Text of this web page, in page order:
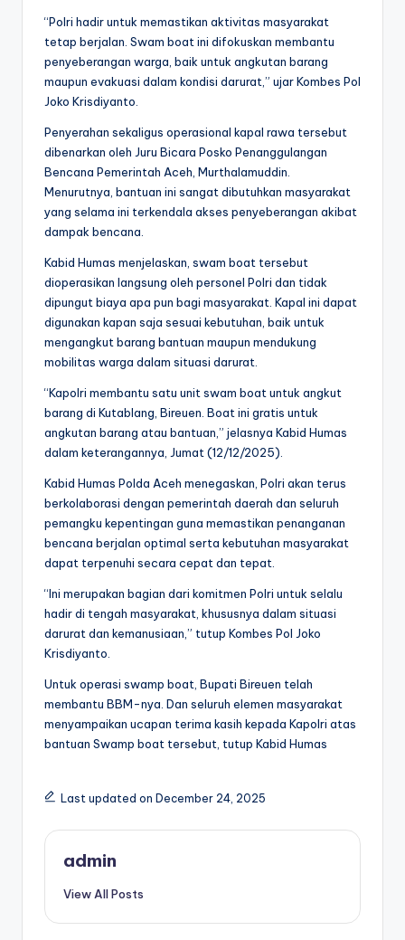
“Polri hadir untuk memastikan aktivitas masyarakat
tetap berjalan. Swam boat ini difokuskan membantu
penyeberangan warga, baik untuk angkutan barang
maupun evakuasi dalam kondisi darurat,” ujar Kombes Pol
Joko Krisdiyanto.
Penyerahan sekaligus operasional kapal rawa tersebut
dibenarkan oleh Juru Bicara Posko Penanggulangan
Bencana Pemerintah Aceh, Murthalamuddin.
Menurutnya, bantuan ini sangat dibutuhkan masyarakat
yang selama ini terkendala akses penyeberangan akibat
dampak bencana.
Kabid Humas menjelaskan, swam boat tersebut
dioperasikan langsung oleh personel Polri dan tidak
dipungut biaya apa pun bagi masyarakat. Kapal ini dapat
digunakan kapan saja sesuai kebutuhan, baik untuk
mengangkut barang bantuan maupun mendukung
mobilitas warga dalam situasi darurat.
“Kapolri membantu satu unit swam boat untuk angkut
barang di Kutablang, Bireuen. Boat ini gratis untuk
angkutan barang atau bantuan,” jelasnya Kabid Humas
dalam keterangannya, Jumat (12/12/2025).
Kabid Humas Polda Aceh menegaskan, Polri akan terus
berkolaborasi dengan pemerintah daerah dan seluruh
pemangku kepentingan guna memastikan penanganan
bencana berjalan optimal serta kebutuhan masyarakat
dapat terpenuhi secara cepat dan tepat.
“Ini merupakan bagian dari komitmen Polri untuk selalu
hadir di tengah masyarakat, khususnya dalam situasi
darurat dan kemanusiaan,” tutup Kombes Pol Joko
Krisdiyanto.
Untuk operasi swamp boat, Bupati Bireuen telah
membantu BBM-nya. Dan seluruh elemen masyarakat
menyampaikan ucapan terima kasih kepada Kapolri atas
bantuan Swamp boat tersebut, tutup Kabid Humas
Last updated on December 24, 2025
admin
View All Posts